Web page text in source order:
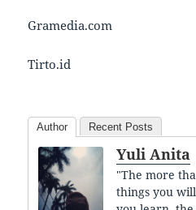
Gramedia.com
Tirto.id
Author Recent Posts
Yuli Anita
"The more
things you